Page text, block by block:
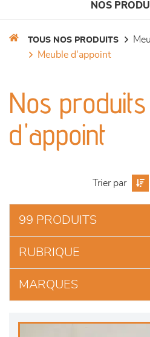
NOS
séjours
meubles de complément
literie
décoration
TOUS NOS PRODUITS
meuble d'appoint
Nos
d'appoint
Trier par
99 PRODUITS
RUBRIQUE
MARQUES